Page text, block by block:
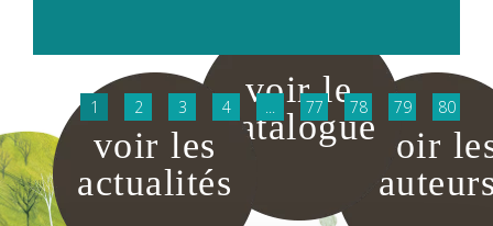
1 2 3 4 ... 77 78 79 80
voir
voir le
catalogue
voir les
actualités